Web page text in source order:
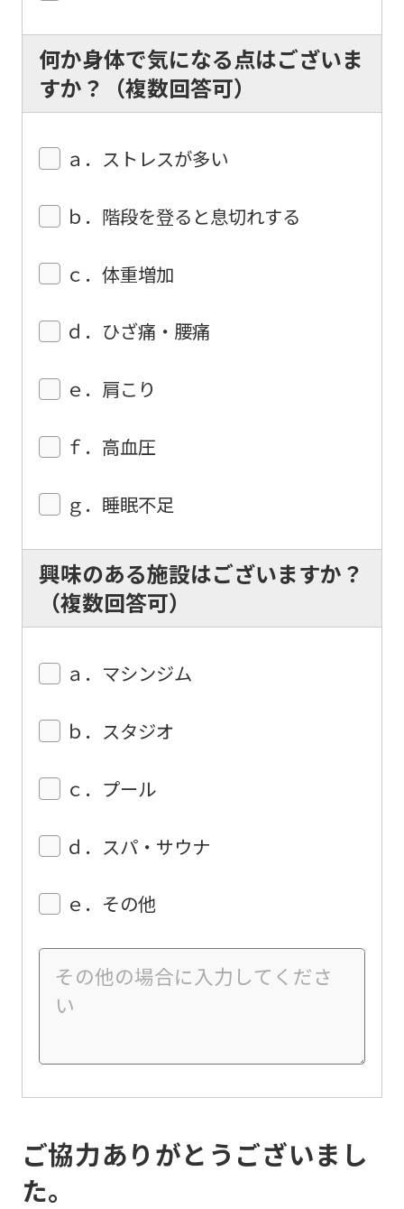
何か身体で気になる点はございま
すか？（複数回答可）
ａ．ストレスが多い
ｂ．階段を登ると息切れする
ｃ．体重増加
ｄ．ひざ痛・腰痛
ｅ．肩こり
ｆ．高血圧
ｇ．睡眠不足
興味のある施設はございますか？
（複数回答可）
ａ．マシンジム
ｂ．スタジオ
ｃ．プール
ｄ．スパ・サウナ
ｅ．その他
ご協力ありがとうございまし
た。
before
using
the